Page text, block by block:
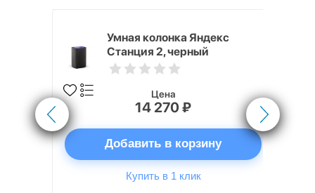
Умная колонка Яндекс
Станция 2, черный
Цена
14 270 ₽
Добавить в корзину
Купить в 1 клик